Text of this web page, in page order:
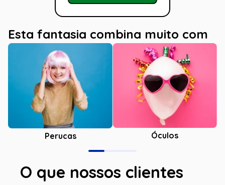
Esta fantasia combina muito com
Perucas Óculos
O que nossos clientes